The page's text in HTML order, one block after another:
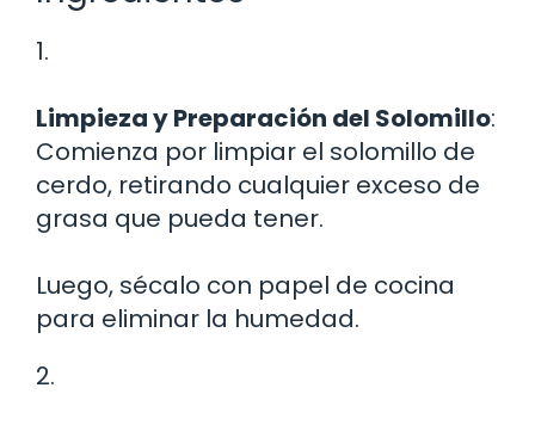
1.
Limpieza y Preparación del Solomillo:
Comienza por limpiar el solomillo de
cerdo, retirando cualquier exceso de
grasa que pueda tener.
Luego, sécalo con papel de cocina
para eliminar la humedad.
2.